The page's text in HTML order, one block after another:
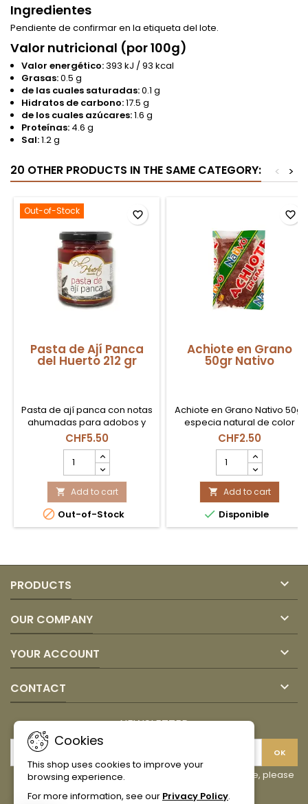
Ingredientes
Pendiente de confirmar en la etiqueta del lote.
Valor nutricional (por 100g)
Valor energético:393 kJ / 93 kcal
Grasas:0.5 g
de las cuales saturadas:0.1 g
Hidratos de carbono:17.5 g
de los cuales azúcares:1.6 g
Proteínas: 4.6 g
Sal:1.2 g
20 OTHER PRODUCTS IN THE SAME CATEGORY: >
<
Out-of-Stock
Pasta de Ají Panca
del Huerto 212 gr
Pasta de ají panca con notas
ahumadas para adobos y
guisos, disponible en Suiza.
CHF5.50
de
Ají
Panca
del
Huerto
212
quantity
field
 Add to cart
 Out-of-Stock
favorite_border
Achiote en Grano
50gr Nativo
Achiote en Grano Nativo 50g,
especia natural de color
rojizo y aroma suave, ideal
para arroces, adobos y
guisos en Suiza.
CHF2.50
en
Grano
50gr
Nativo
product
quantity
 Add to cart
 Disponible
favorite_border
PRODUCTS 
OUR COMPANY 
YOUR ACCOUNT 
CONTACT 
Cookies
This shop uses cookies to improve your
browsing experience.
For more information, see our Privacy Policy.
NEWSLETTER
You may unsubscribe at any moment. For that purpose, please